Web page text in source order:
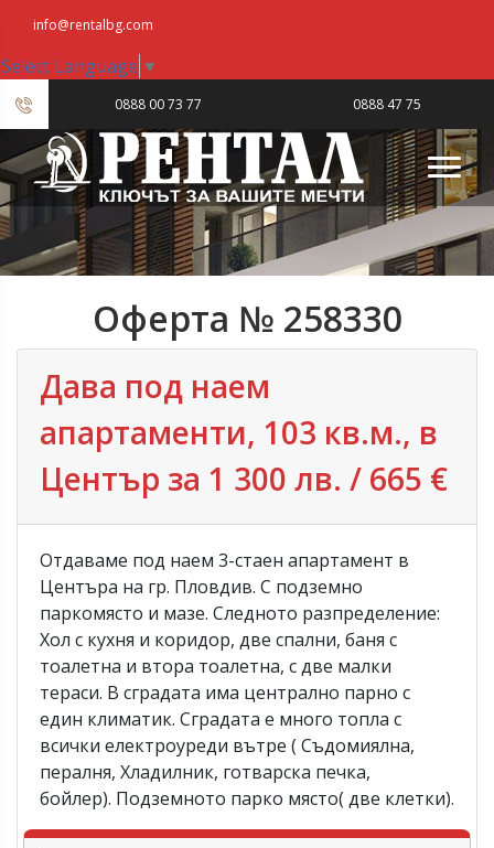
info@rentalbg.com
Select Language ▼
0888 00 73 77 0888 47 75
23
Оферта № 258330
Дава под наем
апартаменти, 103 кв.м., в
Център за 1 300 лв. / 665 €
Отдаваме под наем 3-стаен апартамент в
Центъра на гр. Пловдив. С подземно
паркомясто и мазе. Следното разпределение:
Хол с кухня и коридор, две спални, баня с
тоалетна и втора тоалетна, с две малки
тераси. В сградата има централно парно с
един климатик. Сградата е много топла с
всички електроуреди вътре ( Съдомиялна,
пералня, Хладилник, готварска печка,
бойлер). Подземното парко място( две клетки).